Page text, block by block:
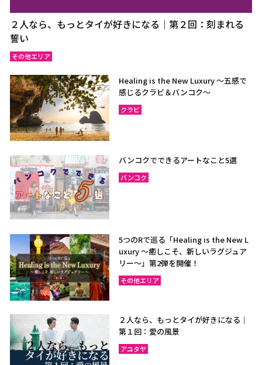
２人なら、もっとタイが好きになる｜第２回：刻まれる
誓い
その他エリア
Healing is the New Luxury ～五感で
感じるクラビ＆バンコク～
クラビ
バンコクでできるアートなこと5選
バンコク
5つのRで巡る「Healing is the New L
uxury ～癒しこそ、新しいラグジュア
リー〜」第2弾を開催！
その他エリア
２人なら、もっとタイが好きになる｜
第１回：愛の風景
アユタヤ